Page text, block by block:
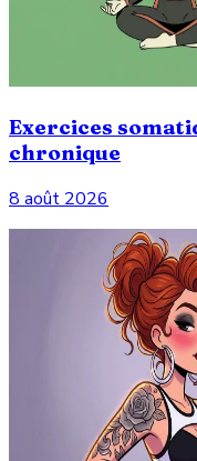
Exercices
chronique
8 août 2026